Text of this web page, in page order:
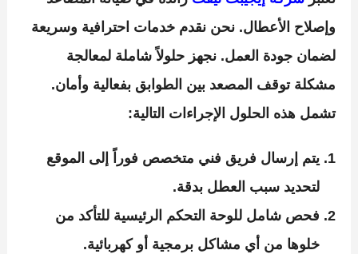
وإصلاح الأعطال. نحن نقدم خدمات احترافية وسريعة
لضمان جودة العمل. نجهز حلولاً شاملة لمعالجة
مشكلة توقف المصعد بين الطوابق بفعالية وأمان.
تشمل هذه الحلول الإجراءات التالية:
يتم إرسال فريق فني متخصص فوراً إلى الموقع
لتحديد سبب العطل بدقة.
فحص شامل للوحة التحكم الرئيسية للتأكد من
خلوها من أي مشاكل برمجية أو كهربائية.